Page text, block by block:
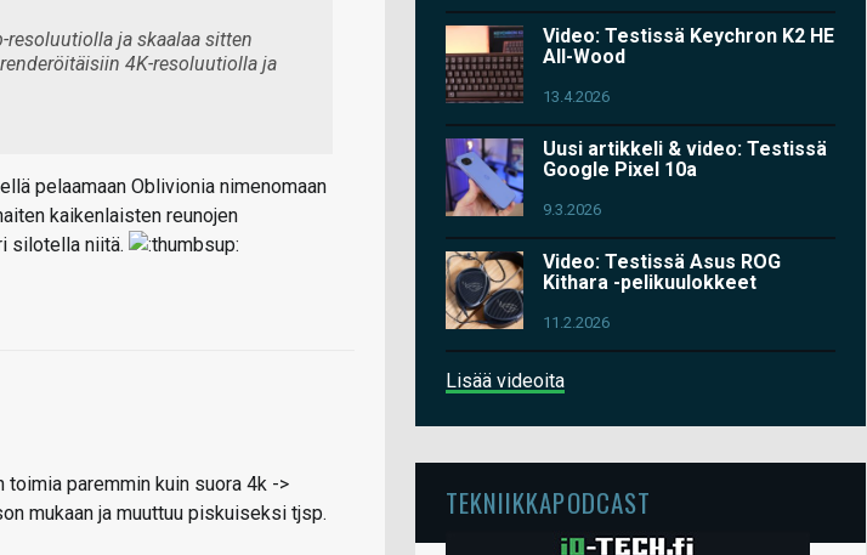
resoluutiolla ja skaalaa sitten
4K-resoluutiolla ja
pelaamaan Oblivionia nimenomaan
kaikenlaisten reunojen
silotella niitä.
toimia paremmin kuin suora 4k ->
mukaan ja muuttuu piskuiseksi tjsp.
Video: Testissä Keychron K2 HE
All-Wood
13.4.2026
Uusi artikkeli & video: Testissä
Google Pixel 10a
9.3.2026
Video: Testissä Asus ROG
Kithara -pelikuulokkeet
11.2.2026
Lisää videoita
TEKNIIKKAPODCAST